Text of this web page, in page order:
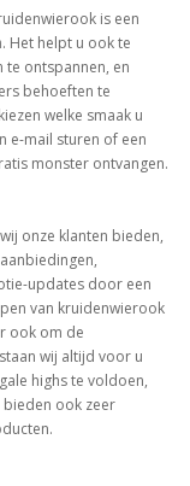
is een
Het helpt u ook te
te ontspannen, en
behoeften te
welke smaak u
e-mail sturen of een
monster ontvangen.
onze klanten bieden,
updates door een
van kruidenwierook
ook om de
wij altijd voor u
highs te voldoen,
bieden ook zeer